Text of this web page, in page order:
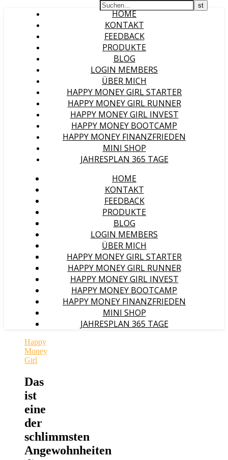
HOME
KONTAKT
FEEDBACK
PRODUKTE
BLOG
LOGIN MEMBERS
ÜBER MICH
HAPPY MONEY GIRL STARTER
HAPPY MONEY GIRL RUNNER
HAPPY MONEY GIRL INVEST
HAPPY MONEY BOOTCAMP
HAPPY MONEY FINANZFRIEDEN
MINI SHOP
JAHRESPLAN 365 TAGE
HOME
KONTAKT
FEEDBACK
PRODUKTE
BLOG
LOGIN MEMBERS
ÜBER MICH
HAPPY MONEY GIRL STARTER
HAPPY MONEY GIRL RUNNER
HAPPY MONEY GIRL INVEST
HAPPY MONEY BOOTCAMP
HAPPY MONEY FINANZFRIEDEN
MINI SHOP
JAHRESPLAN 365 TAGE
Happy
Money
Girl
Das
ist
eine
der
schlimmsten
Angewohnheiten